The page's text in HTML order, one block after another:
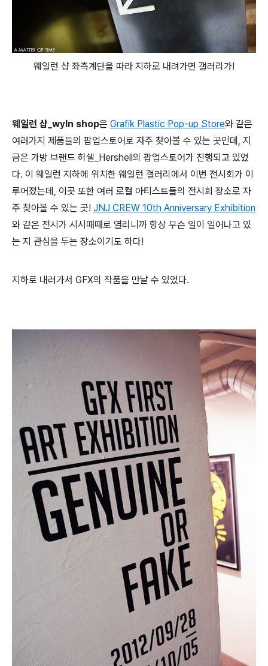
웨일런 샵 좌측계단을 따라 지하로 내려가면 갤러리가!
웨일런 샵_wyln shop은 Grafik Plastic Pop-up Store와 같은
여러가지 제품들의 팝업스토어로 자주 찾아볼 수 있는 곳인데, 지
금은 가방 브랜드 허쉘_Hershell의 팝업스토어가 진행되고 있었
다. 이 웨일런 지하에 위치한 웨일런 갤러리에서 이번 전시회가 이
루어졌는데, 이곳 또한 여러 로컬 아티스트들의 전시회 장소로 자
주 찾아볼 수 있는 곳! JNJ CREW 10th Anniversary Exhibition
와 같은 전시가 시시때때로 열리니까 항상 무슨 일이 일어나고 있
는 지 관심을 두는 장소이기도 하다!
지하로 내려가서 GFX의 작품을 만날 수 있었다.